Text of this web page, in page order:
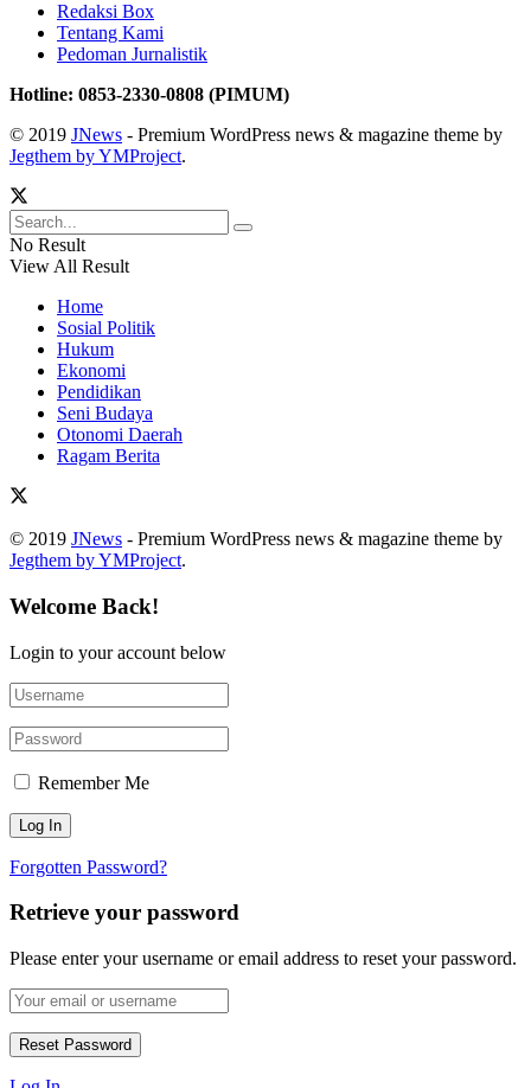
Redaksi Box
Tentang Kami
Pedoman Jurnalistik
Hotline: 0853-2330-0808 (PIMUM)
© 2019 JNews - Premium WordPress news & magazine theme by
Jegthem by YMProject.
No Result
View All Result
Home
Sosial Politik
Hukum
Ekonomi
Pendidikan
Seni Budaya
Otonomi Daerah
Ragam Berita
© 2019 JNews - Premium WordPress news & magazine theme by
Jegthem by YMProject.
Welcome Back!
Login to your account below
Remember Me
Forgotten Password?
Retrieve your password
Please enter your username or email address to reset your password.